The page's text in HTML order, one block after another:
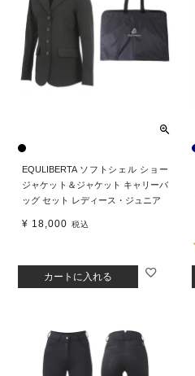
EQULIBERTA ソフトシェル ショー
ジャケット＆ジャケット キャリーバ
ッグ セット レディース・ジュニア
¥ 18,000 税込
カートに入れる